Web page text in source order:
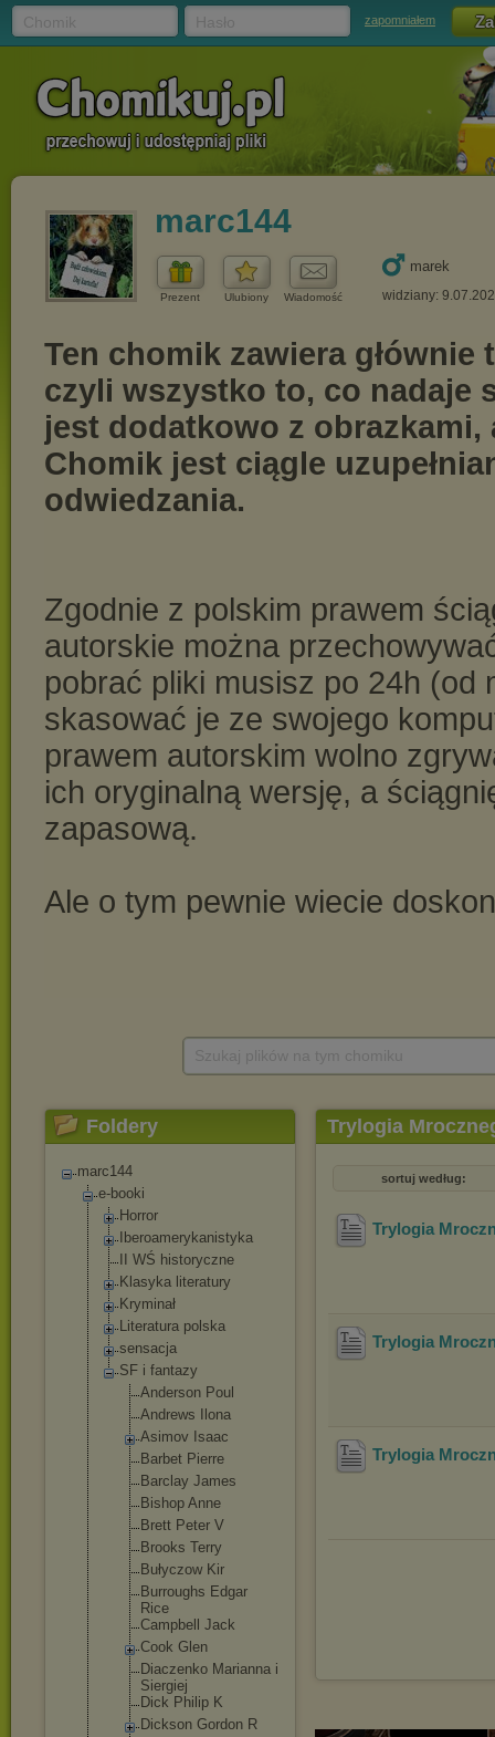
zapomniałem
marc144
Prezent Ulubiony Wiadomość
marek
widziany:
Foldery
marc144
e-booki
Horror
Iberoamerykanistyka
II WŚ historyczne
Klasyka literatury
Kryminał
Literatura polska
sensacja
SF i fantazy
Anderson Poul
Andrews Ilona
Asimov Isaac
Barbet Pierre
Barclay James
Bishop Anne
Brett Peter V
Brooks Terry
Bułyczow Kir
Burroughs Edgar
Rice
Campbell Jack
Cook Glen
Diaczenko Marianna i
Siergiej
Dick Philip K
Dickson Gordon R
Trylogia
sortuj według:
Trylogia
Trylogia
Trylogia